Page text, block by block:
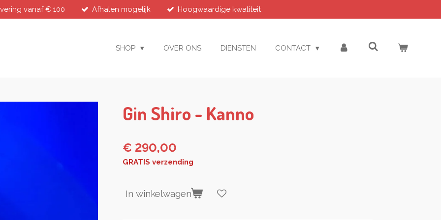
vanaf € 100 Afhalen mogelijk Hoogwaardige kwaliteit
SHOP OVER ONS DIENSTEN CONTACT
Gin Shiro - Kanno
€ 290,00
GRATIS verzending
In winkelwagen